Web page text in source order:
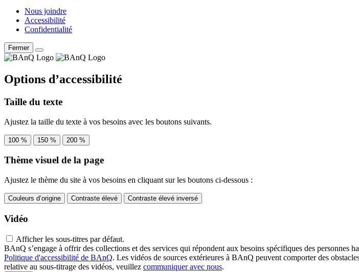
Nous joindre
Accessibilité
Confidentialité
Fermer
Options d’accessibilité
Taille du texte
Ajustez la taille du texte à vos besoins avec les boutons suivants.
100 % 150 % 200 %
Thème visuel de la page
Ajustez le thème du site à vos besoins en cliquant sur les boutons ci-dessous :
Couleurs d’origine Contraste élevé Contraste élevé inversé
Vidéo
Afficher les sous-titres par défaut.
BAnQ s’engage à offrir des collections et des services qui répondent aux besoins spécifiques des personnes
Politique d'accessibilité de BAnQ. Les vidéos de sources extérieures à BAnQ peuvent comporter des
relative au sous-titrage des vidéos, veuillez communiquer avec nous.